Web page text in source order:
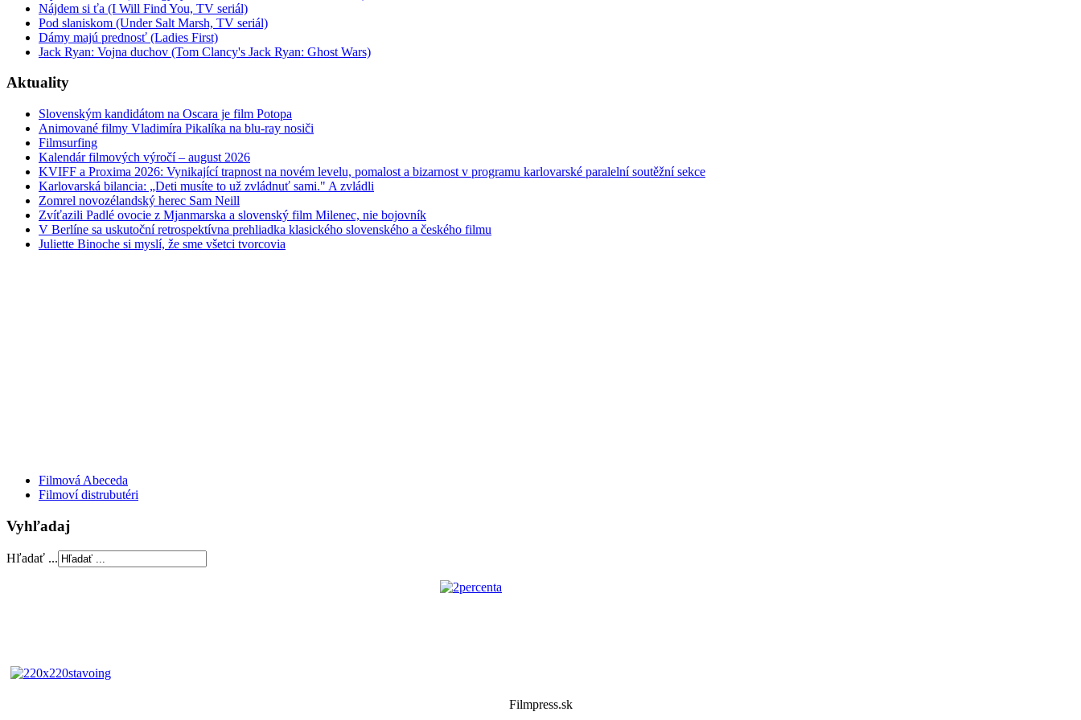
Nájdem si ťa (I Will Find You, TV seriál)
Pod slaniskom (Under Salt Marsh, TV seriál)
Dámy majú prednosť (Ladies First)
Jack Ryan: Vojna duchov (Tom Clancy's Jack Ryan: Ghost Wars)
Aktuality
Slovenským kandidátom na Oscara je film Potopa
Animované filmy Vladimíra Pikalíka na blu-ray nosiči
Filmsurfing
Kalendár filmových výročí – august 2026
KVIFF a Proxima 2026: Vynikající trapnost na novém levelu, pomalost a bizarnost v programu karlovarské paralelní soutěžní sekce
Karlovarská bilancia: „Deti musíte to už zvládnuť sami." A zvládli
Zomrel novozélandský herec Sam Neill
Zvíťazili Padlé ovocie z Mjanmarska a slovenský film Milenec, nie bojovník
V Berlíne sa uskutoční retrospektívna prehliadka klasického slovenského a českého filmu
Juliette Binoche si myslí, že sme všetci tvorcovia
Filmová Abeceda
Filmoví distrubutéri
Vyhľadaj
Hľadať ...
Filmpress.sk